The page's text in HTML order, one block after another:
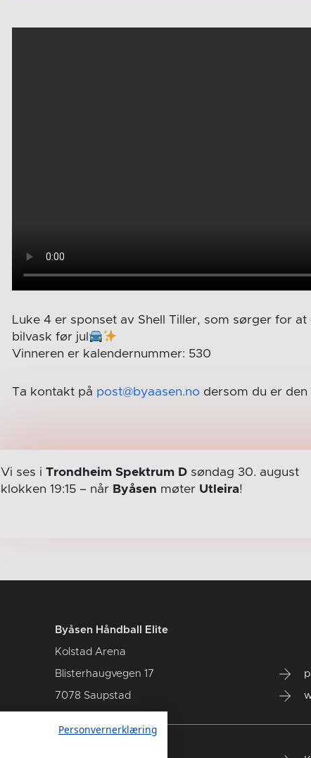
Luke 4 er sponset av Shell Tiller, som sørger for
bilvask før jul
Vinneren er kalendernummer: 530
Ta kontakt på post@byaasen.no dersom du er den
Vi ses i Trondheim Spektrum Dsøndag 30. august
klokken 19:15– når Byåsen møter Utleira!
Byåsen Håndball Elite
Kolstad Arena
Blisterhaugvegen 17
7078 Saupstad
Personvernerklæring